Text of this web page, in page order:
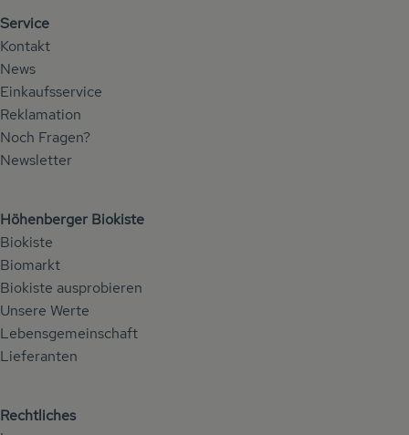
Service
Kontakt
News
Einkaufsservice
Reklamation
Noch Fragen?
Newsletter
Höhenberger Biokiste
Biokiste
Biomarkt
Biokiste ausprobieren
Unsere Werte
Lebensgemeinschaft
Lieferanten
Rechtliches